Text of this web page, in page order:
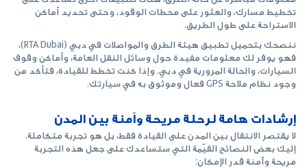
تخطيط مسارك، والعثور على محطات الوقود، وحتى تحديد أماكن
الاستراحة على طول الطريق.
ننصحك بتحميل تطبيق هيئة الطرق والمواصلات في دبي (RTA Dubai)،
فهو يوفر لك معلومات مفيدة حول وسائل النقل العامة، وأماكن وقوف
السيارات، والحالة المرورية في دبي. وإذا كنت تخطط للقيادة، فتأكد من
وجود نظام ملاحة GPS فعال وموثوق به في سيارتك.
إرشادات هامة لرحلة مريحة وآمنة بين المدن
لا يقتصر الانتقال بين المدن على القيادة فقط، بل هو تجربة متكاملة.
إليك بعض النصائح القيّمة التي ستساعدك على جعل هذه التجربة
مريحة وآمنة قدر الإمكان: